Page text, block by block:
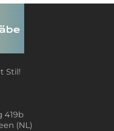
Stil!
419b
(NL)